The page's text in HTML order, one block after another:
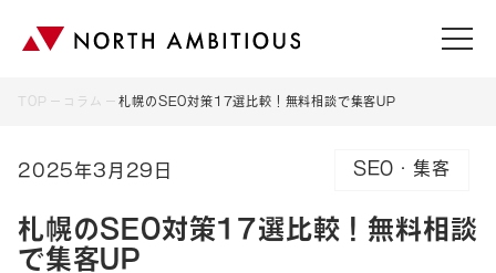
TOP コラム 札幌のSEO対策17選比較！無料相談で集客UP
2025年3月29日 SEO・集客
札幌のSEO対策17選比較！無料相談
で集客UP